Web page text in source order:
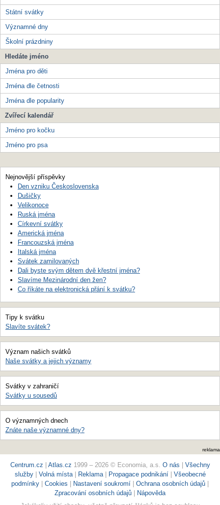
Státní svátky
Významné dny
Školní prázdniny
Hledáte jméno
Jména pro děti
Jména dle četnosti
Jména dle popularity
Zvířecí kalendář
Jméno pro kočku
Jméno pro psa
Nejnovější příspěvky
Den vzniku Československa
Dušičky
Velikonoce
Ruská jména
Církevní svátky
Americká jména
Francouzská jména
Italská jména
Svátek zamilovaných
Dali byste svým dětem dvě křestní jména?
Slavíme Mezinárodní den žen?
Co říkáte na elektronická přání k svátku?
Tipy k svátku
Slavíte svátek?
Význam našich svátků
Naše svátky a jejich významy
Svátky v zahraničí
Svátky u sousedů
O významných dnech
Znáte naše významné dny?
reklama
Centrum.cz Atlas.cz 1999 – 2026 © Economia, a.s. O nás
Všechny
služby
Volná místa| Reklama Propagace podnikání| Všeobecné
podmínky
Cookies Nastavení soukromí Ochrana osobních údajů
Zpracování osobních údajů
Nápověda